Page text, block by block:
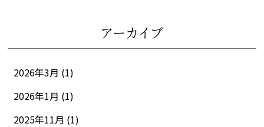
アーカイブ
2026年3月 (1)
2026年1月 (1)
2025年11月 (1)